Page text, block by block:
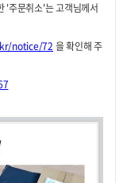
'주문취소'는 고객님께서
notice/72 을 확인해 주